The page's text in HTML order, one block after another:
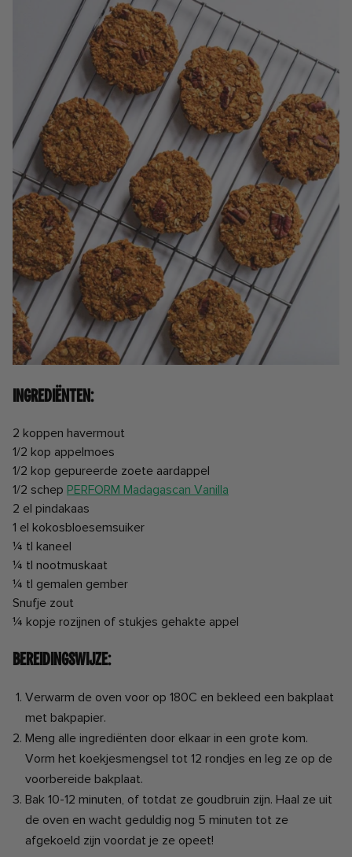
Ingrediënten:
2 koppen havermout
1/2 kop appelmoes
1/2 kop gepureerde zoete aardappel
1/2 schep PERFORM Madagascan Vanilla
2 el pindakaas
1 el kokosbloesemsuiker
¼ tl kaneel
¼ tl nootmuskaat
¼ tl gemalen gember
Snufje zout
¼ kopje rozijnen of stukjes gehakte appel
Bereidingswijze:
Verwarm de oven voor op 180C en bekleed een bakplaat
met bakpapier.
Meng alle ingrediënten door elkaar in een grote kom.
Vorm het koekjesmengsel tot 12 rondjes en leg ze op de
voorbereide bakplaat.
Bak 10-12 minuten, of totdat ze goudbruin zijn. Haal ze uit
de oven en wacht geduldig nog 5 minuten tot ze
afgekoeld zijn voordat je ze opeet!